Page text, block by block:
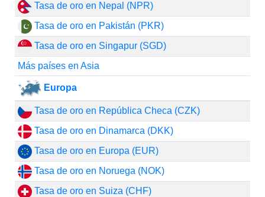
Tasa de oro en Nepal (NPR)
Tasa de oro en Pakistán (PKR)
Tasa de oro en Singapur (SGD)
Más países en Asia
Europa
Tasa de oro en República Checa (CZK)
Tasa de oro en Dinamarca (DKK)
Tasa de oro en Europa (EUR)
Tasa de oro en Noruega (NOK)
Tasa de oro en Suiza (CHF)